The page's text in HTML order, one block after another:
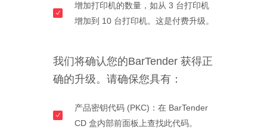
增加打印机的数量，如从 3 台打印机
增加到 10 台打印机。这是付费升级。
我们将确认您的BarTender 获得正
确的升级。请确保您具有：
产品密钥代码 (PKC)：在 BarTender
CD 盒内部前面板上查找此代码。